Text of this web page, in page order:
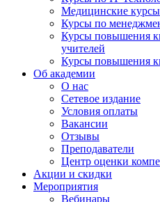
Медицинские курсы
Курсы по
Курсы повышения
учителей
Курсы повышения
Об академии
О нас
Сетевое издание
Условия оплаты
Вакансии
Отзывы
Преподаватели
Центр оценки
Акции и скидки
Мероприятия
Вебинары